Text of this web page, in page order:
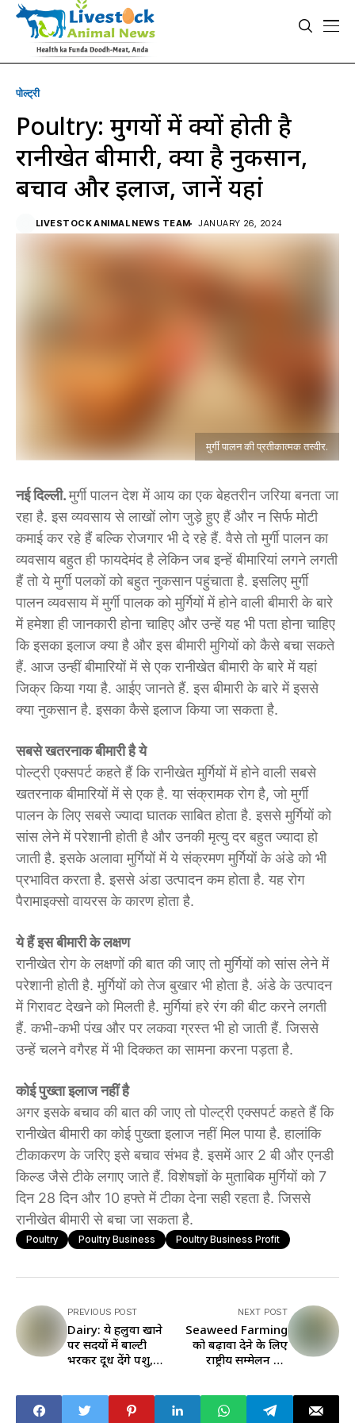
पोल्ट्री
Poultry: मुर्गियों में क्यों होती है
रानीखेत बीमारी, क्या है नुकसान,
बचाव और इलाज, जानें यहां
LIVESTOCK ANIMAL NEWS TEAM JANUARY 26, 2024
मुर्गी पालन की प्रतीकात्मक तस्वीर.
नई दिल्ली.मुर्गी पालन देश में आय का एक बेहतरीन जरिया बनता जा
रहा है. इस व्यवसाय से लाखों लोग जुड़े हुए हैं और न सिर्फ मोटी
कमाई कर रहे हैं बल्कि रोजगार भी दे रहे हैं. वैसे तो मुर्गी पालन का
व्यवसाय बहुत ही फायदेमंद है लेकिन जब इन्हें बीमारियां लगने लगती
हैं तो ये मुर्गी पलकों को बहुत नुकसान पहुंचाता है. इसलिए मुर्गी
पालन व्यवसाय में मुर्गी पालक को मुर्गियों में होने वाली बीमारी के बारे
में हमेशा ही जानकारी होना चाहिए और उन्हें यह भी पता होना चाहिए
कि इसका इलाज क्या है और इस बीमारी मुगियों को कैसे बचा सकते
हैं. आज उन्हीं बीमारियों में से एक रानीखेत बीमारी के बारे में यहां
जिक्र किया गया है. आईए जानते हैं. इस बीमारी के बारे में इससे
क्या नुकसान है. इसका कैसे इलाज किया जा सकता है.
सबसे खतरनाक बीमारी है ये
पोल्ट्री एक्सपर्ट कहते हैं कि रानीखेत मुर्गियों में होने वाली सबसे
खतरनाक बीमारियों में से एक है. या संक्रामक रोग है, जो मुर्गी
पालन के लिए सबसे ज्यादा घातक साबित होता है. इससे मुर्गियों को
सांस लेने में परेशानी होती है और उनकी मृत्यु दर बहुत ज्यादा हो
जाती है. इसके अलावा मुर्गियों में ये संक्रमण मुर्गियों के अंडे को भी
प्रभावित करता है. इससे अंडा उत्पादन कम होता है. यह रोग
पैरामाइक्सो वायरस के कारण होता है.
ये हैं इस बीमारी के लक्षण
रानीखेत रोग के लक्षणों की बात की जाए तो मुर्गियों को सांस लेने में
परेशानी होती है. मुर्गियों को तेज बुखार भी होता है. अंडे के उत्पादन
में गिरावट देखने को मिलती है. मुर्गियां हरे रंग की बीट करने लगती
हैं. कभी-कभी पंख और पर लकवा ग्रस्त भी हो जाती हैं. जिससे
उन्हें चलने वगैरह में भी दिक्कत का सामना करना पड़ता है.
कोई पुख्ता इलाज नहीं है
अगर इसके बचाव की बात की जाए तो पोल्ट्री एक्सपर्ट कहते हैं कि
रानीखेत बीमारी का कोई पुख्ता इलाज नहीं मिल पाया है. हालांकि
टीकाकरण के जरिए इसे बचाव संभव है. इसमें आर 2 बी और एनडी
किल्ड जैसे टीके लगाए जाते हैं. विशेषज्ञों के मुताबिक मुर्गियों को 7
दिन 28 दिन और 10 हफ्ते में टीका देना सही रहता है. जिससे
रानीखेत बीमारी से बचा जा सकता है.
Poultry Poultry Business Poultry Business Profit
PREVIOUS POST
Dairy: ये हलुवा खाने
पर सर्दियों में बाल्टी
भरकर दूध देंगे पशु,
NEXT POST
Seaweed Farming
को बढ़ावा देने के लिए
राष्ट्रीय सम्मेलन 27